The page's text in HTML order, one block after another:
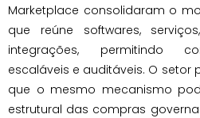
Marketplace consolidaram o
que reúne softwares,
integrações, permitindo
escaláveis e auditáveis. O setor
que o mesmo mecanismo
estrutural das compras